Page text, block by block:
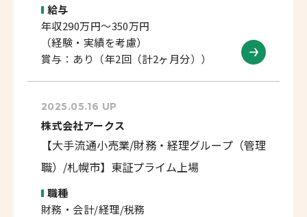
給与
年収290万円～350万円
（経験・実績を考慮）
賞与：あり（年2回（計2ヶ月分））
2025.05.16 UP
株式会社アークス
【大手流通小売業/財務・経理グループ（管理
職）/札幌市】東証プライム上場
職種
財務・会計/経理/税務